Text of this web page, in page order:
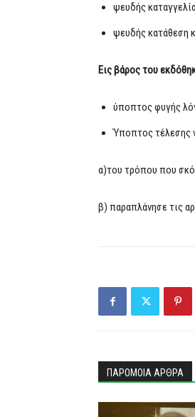
ψευδής
ψευδής κατάθεση
Εις βάρος του
ύποπτος φυγής
Ύποπτος τέλεσης
α)του τρόπου που
β) παραπλάνησε τις
ΠΑΡΟΜΟΙΑ ΑΡΘΡΑ